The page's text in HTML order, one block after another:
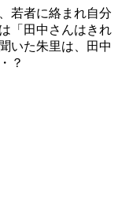
若者に絡まれ自分
「田中さんはきれ
いた朱里は、田中
？